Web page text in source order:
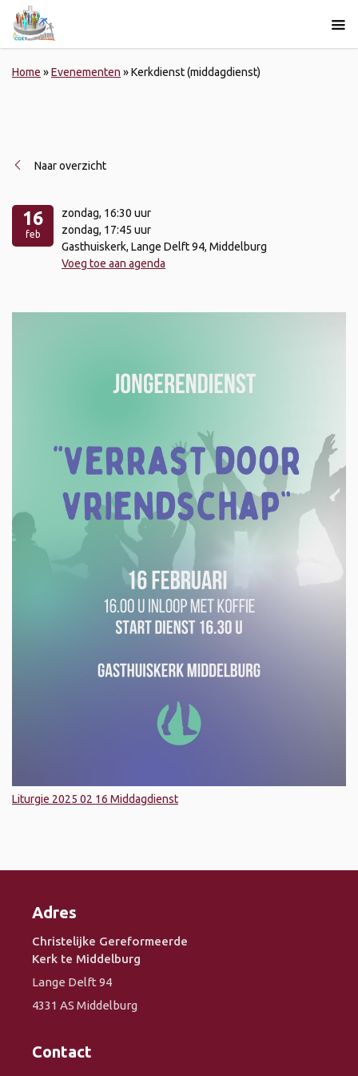
Home »Evenementen »Kerkdienst (middagdienst)
Naar overzicht
16
feb
zondag, 16:30 uur
zondag, 17:45 uur
Gasthuiskerk, Lange Delft 94, Middelburg
Voeg toe aan agenda
Liturgie 2025 02 16 Middagdienst
Adres
Christelijke Gereformeerde
Kerk te Middelburg
Lange Delft 94
4331 AS Middelburg
Contact